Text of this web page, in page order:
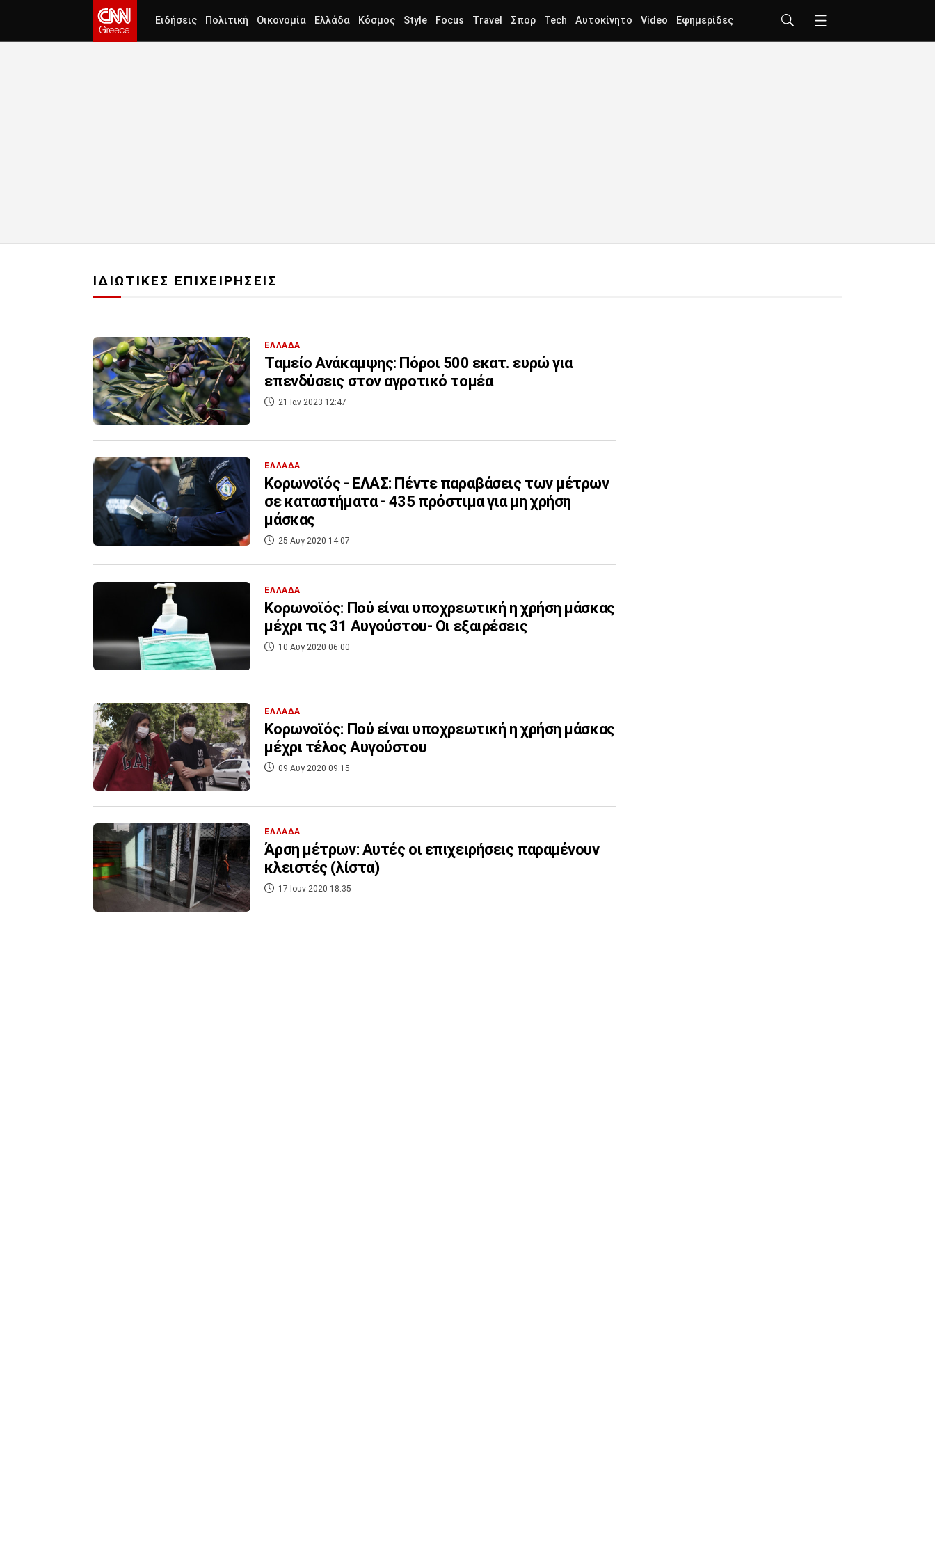
Ειδήσεις Πολιτική Οικονομία Ελλάδα Κόσμος Style Focus Travel Σπορ Tech Αυτοκίνητο Video Εφημερίδες
ΙΔΙΩΤΙΚΕΣ ΕΠΙΧΕΙΡΗΣΕΙΣ
ΕΛΛΑΔΑ
Ταμείο Ανάκαμψης: Πόροι 500 εκατ. ευρώ για
επενδύσεις στον αγροτικό τομέα
21 Ιαν 2023 12:47
ΕΛΛΑΔΑ
Κορωνοϊός - ΕΛΑΣ: Πέντε παραβάσεις των μέτρων
σε καταστήματα - 435 πρόστιμα για μη χρήση
μάσκας
25 Αυγ 2020 14:07
ΕΛΛΑΔΑ
Κορωνοϊός: Πού είναι υποχρεωτική η χρήση μάσκας
μέχρι τις 31 Αυγούστου- Οι εξαιρέσεις
10 Αυγ 2020 06:00
ΕΛΛΑΔΑ
Κορωνοϊός: Πού είναι υποχρεωτική η χρήση μάσκας
μέχρι τέλος Αυγούστου
09 Αυγ 2020 09:15
ΕΛΛΑΔΑ
Άρση μέτρων: Αυτές οι επιχειρήσεις παραμένουν
κλειστές (λίστα)
17 Ιουν 2020 18:35